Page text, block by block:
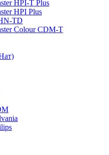
HPI-T Plus
HPI Plus
TD
Colour CDM-T